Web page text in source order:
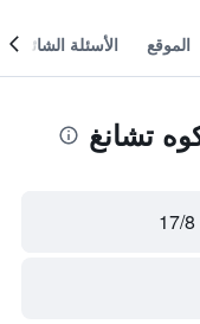
الموقع الأسئلة الشائعة
تشانغ